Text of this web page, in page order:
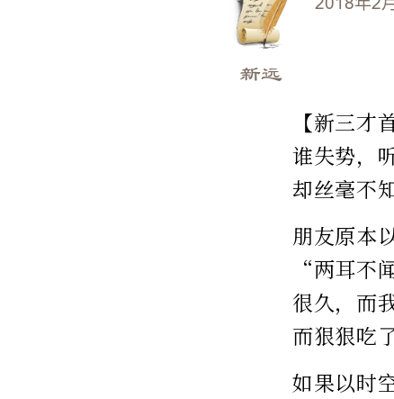
新远
【新三
谁失势，
却丝毫不
朋友原本
“两耳不
很久，而
而狠狠吃
如果以时